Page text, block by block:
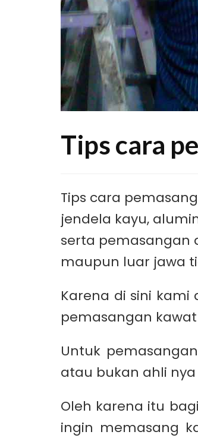
Tips cara
Tips cara
jendela kayu,
serta pemasangan
maupun luar jawa
Karena di sini
pemasangan
Untuk
atau bukan ahli
Oleh karena itu
ingin memasang